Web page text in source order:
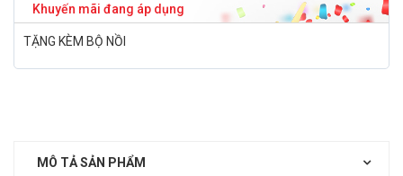
Khuyến mãi đang áp dụng
TẶNG KÈM BỘ NỒI
MÔ TẢ SẢN PHẨM